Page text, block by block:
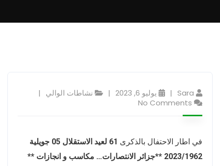
Sara يوليو 6, 2023
نشاطات الوالي
No Comments
في اطار الاحتفال بالذكرى
61 لعيد الاستقلال 05 جويلية
2023/1962 **جزائر الانتصارات… مكاسب و انجازات **